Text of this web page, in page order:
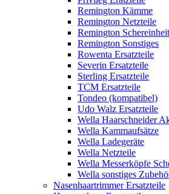
Remington Kämme
Remington Netzteile
Remington
Remington Sonstiges
Rowenta Ersatzteile
Severin Ersatzteile
Sterling Ersatzteile
TCM Ersatzteile
Tondeo (kompatibel)
Udo Walz Ersatzteile
Wella Haarschneider
Wella Kammaufsätze
Wella Ladegeräte
Wella Netzteile
Wella Messerköpfe
Wella sonstiges
Nasenhaartrimmer Ersatzteile